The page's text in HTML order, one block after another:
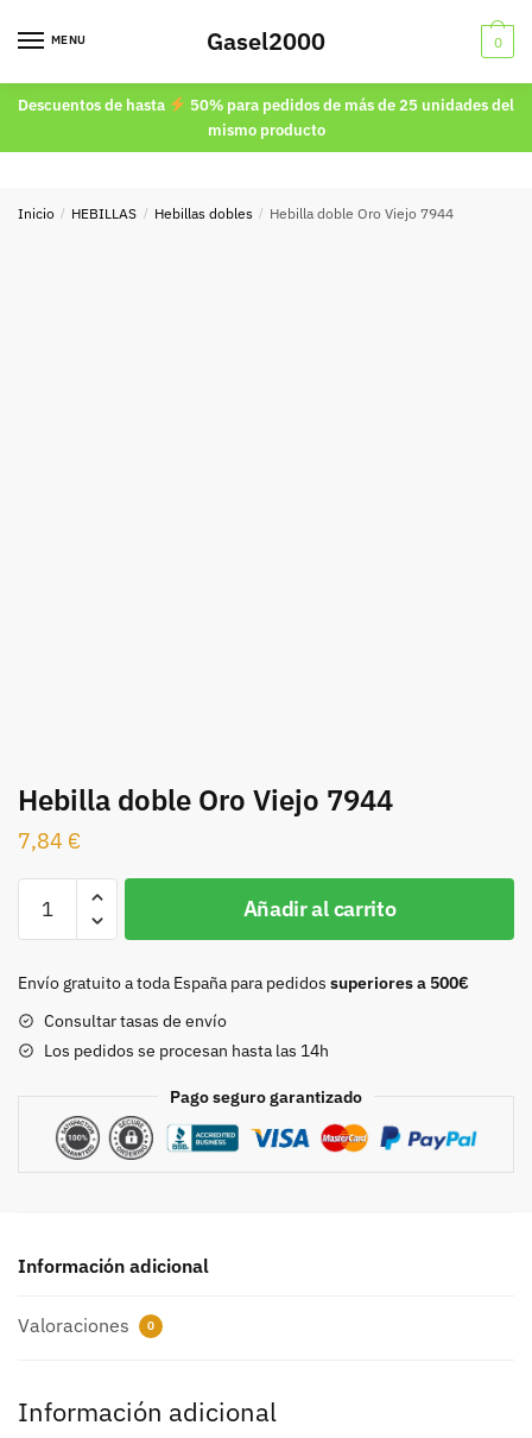
MENU Gasel2000 0
Descuentos de hasta
50% para pedidos de más de 25 unidades del
mismo producto
Inicio / HEBILLAS / Hebillas dobles / Hebilla doble Oro Viejo 7944
Hebilla doble Oro Viejo 7944
7,84 €
doble
Viejo
cantidad
Añadir al carrito
Envío gratuito a toda España para pedidos superiores a 500€
Consultar tasas de envío
Los pedidos se procesan hasta las 14h
Pago seguro garantizado
Información adicional
Valoraciones 0
Información adicional